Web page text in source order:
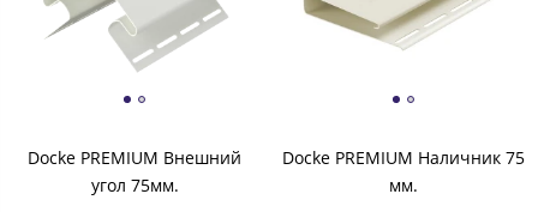
Docke PREMIUM Внешний
угол 75мм.
Docke PREMIUM Наличник 75
мм.